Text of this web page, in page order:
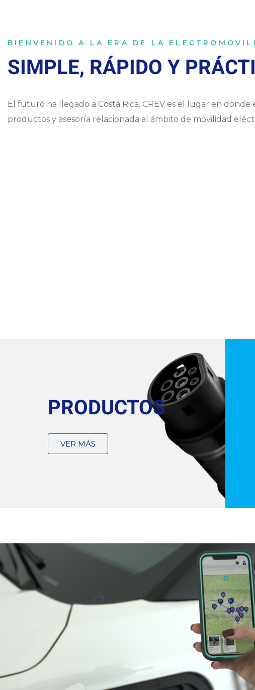
BIENVENIDO A LA ERA DE LA
SIMPLE, RÁPIDO Y
El futuro ha llegado a Costa Rica. CREV es el lugar en
productos y asesoría relacionada al ámbito de movilidad
PRODUCTOS
VER MÁS